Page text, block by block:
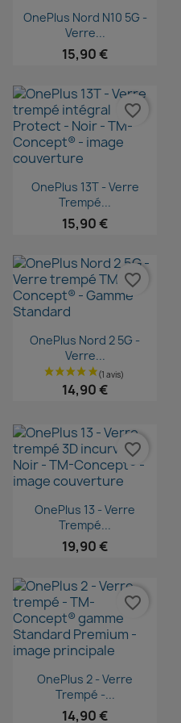
Aperçu rapide
OnePlus Nord N10 5G -
Verre...
15,90 €
Aperçu rapide
OnePlus 13T - Verre
Trempé...
15,90 €
favorite_border
Aperçu rapide
OnePlus Nord 2 5G -
Verre...
14,90 €
favorite_border
Aperçu rapide
OnePlus 13 - Verre
Trempé...
19,90 €
favorite_border
Aperçu rapide
OnePlus 2 - Verre
Trempé -...
14,90 €
favorite_border